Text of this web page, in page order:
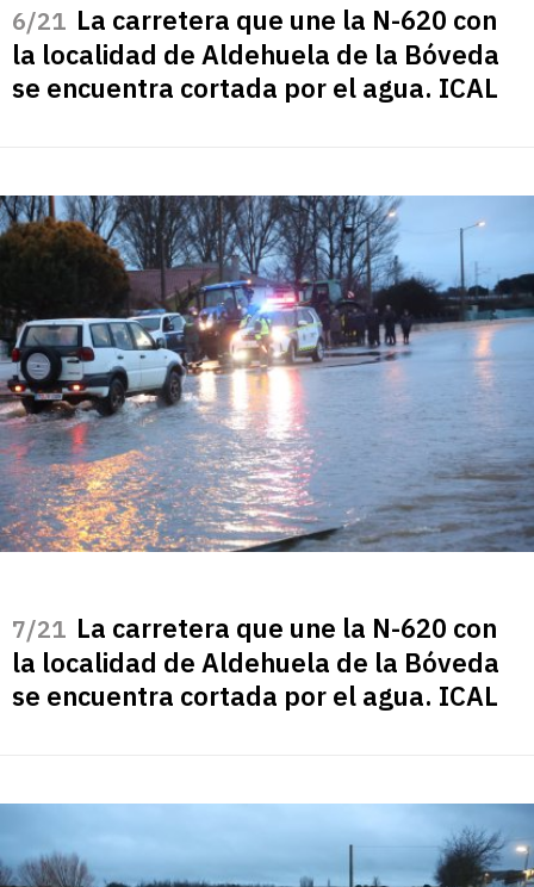
/21 La carretera que une la N-620 con
la localidad de Aldehuela de la Bóveda
se encuentra cortada por el agua. ICAL
/21 La carretera que une la N-620 con
la localidad de Aldehuela de la Bóveda
se encuentra cortada por el agua. ICAL